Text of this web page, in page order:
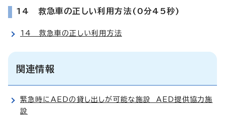
14 救急車の正しい利用方法(0分45秒)
14 救急車の正しい利用方法
関連情報
緊急時にAEDの貸し出しが可能な施設 AED提供協力施
設